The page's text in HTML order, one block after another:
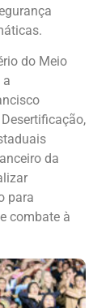
do Meio
a
da
para
combate à